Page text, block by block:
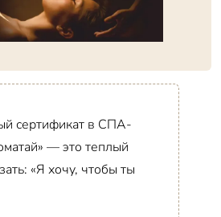
сертификат в СПА-
— это теплый
«Я хочу, чтобы ты